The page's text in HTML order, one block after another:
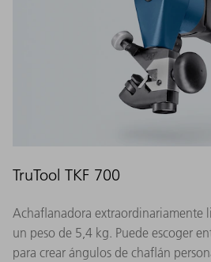
TruTool TKF 700
Achaflanadora extraordinariamente
un peso de 5,4 kg. Puede escoger
para crear ángulos de chaflán